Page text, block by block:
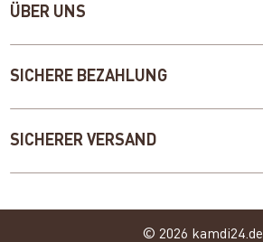
ÜBER UNS
SICHERE BEZAHLUNG
SICHERER VERSAND
© 2026 kamdi24.de